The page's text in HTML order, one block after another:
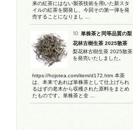
来の紅茶にはない製茶技術を用いた新スタ
イルの紅茶を開発し、今回その第一弾を発
売することになりまし …
単株茶と同等品質の梨
花林古樹生茶 2025散茶
梨花林古樹生茶 2025散茶
を発売いたしました。
https://hojotea.com/item/d172.htm 本茶
は、本来であれば単株茶として仕上げられ
るはずの老木から収穫された原料をまとめ
たものです。単株茶と全 …